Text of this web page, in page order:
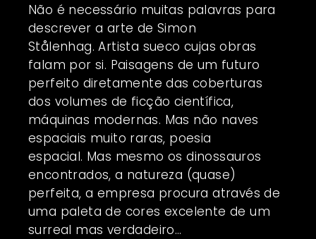
Não é necessário muitas palavras para
descrever a arte de Simon
Stålenhag. Artista sueco cujas obras
falam por si. Paisagens de um futuro
perfeito diretamente das coberturas
dos volumes de ficção científica,
máquinas modernas. Mas não naves
espaciais muito raras, poesia
espacial. Mas mesmo os dinossauros
encontrados, a natureza (quase)
perfeita, a empresa procura através de
uma paleta de cores excelente de um
surreal mas verdadeiro…